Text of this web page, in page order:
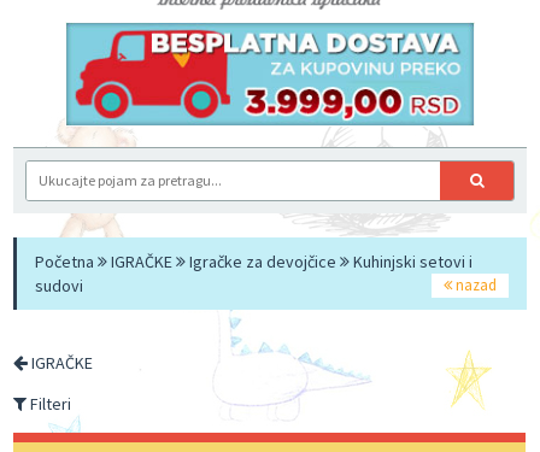
Početna IGRAČKE Igračke za devojčice
Kuhinjski setovi i
sudovi
nazad
IGRAČKE
Filteri